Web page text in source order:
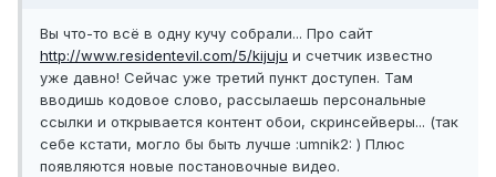
Вы что-то всё в одну кучу собрали... Про сайт
http://www.residentevil.com/5/kijuju и счетчик известно
уже давно! Сейчас уже третий пункт доступен. Там
вводишь кодовое слово, рассылаешь персональные
ссылки и открывается контент обои, скринсейверы... (так
себе кстати, могло бы быть лучше :umnik2: ) Плюс
появляются новые постановочные видео.